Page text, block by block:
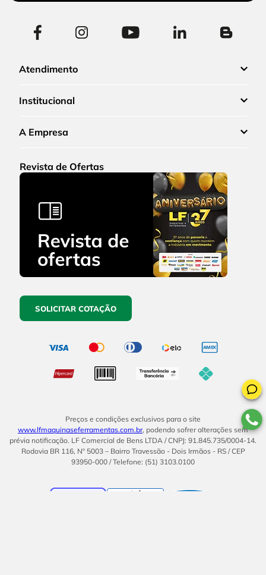
Atendimento
Institucional
A Empresa
Revista de Ofertas
SOLICITAR COTAÇÃO
Preços e condições exclusivos para o site
www.lfmaquinaseferramentas.com.br, podendo sofrer alterações sem
prévia notificação. LF Comercial de Bens LTDA / CNPJ: 91.845.735/0004-14.
Rodovia BR 116, Nº 5003 – Bairro Travessão - Dois Irmãos - RS / CEP
93950-000 / Telefone: (51) 3103.0100